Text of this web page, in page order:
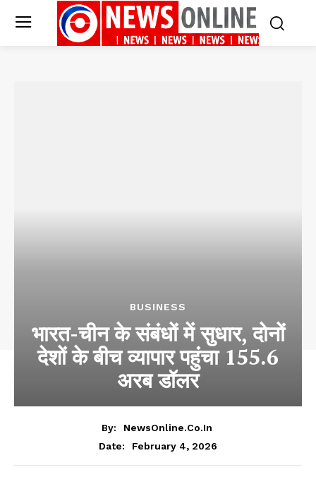
BUSINESS
भारत-चीन के संबंधों में सुधार, दोनों
देशों के बीच व्यापार पहुंचा 155.6
अरब डॉलर
By:
NewsOnline.co.in
Date:
February 4, 2026